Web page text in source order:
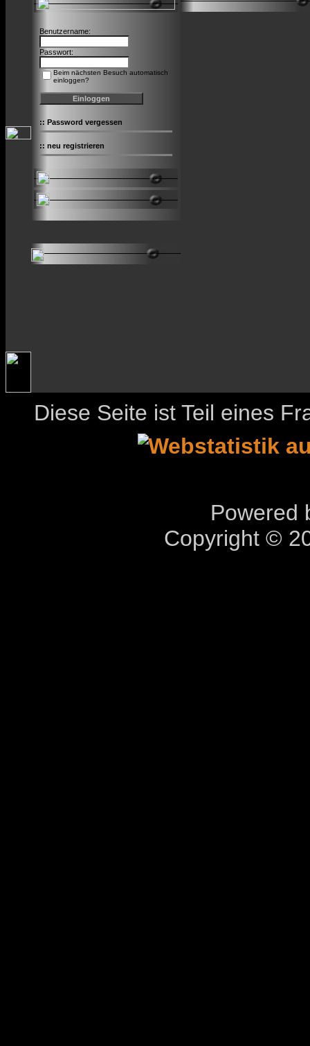
Benutzername:
Passwort:
Beim nächsten Besuch automatisch
einloggen?
:: Password vergessen
:: neu registrieren
Diese Seite ist Teil eines
Powered
Copyright ©